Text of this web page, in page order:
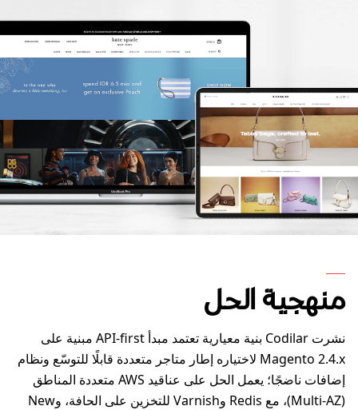
منهجية الحل
نشرت Codilar بنية معيارية تعتمد مبدأ API-first مبنية على
Magento 2.4.x لاختياره إطار متاجر متعددة قابلًا للتوسّع ونظام
إضافات ناضجًا؛ يعمل الحل على عناقيد AWS متعددة المناطق
(Multi-AZ)، مع Redis وVarnish للتخزين على الحافة، وNew